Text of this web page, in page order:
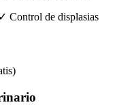
Control de displasias